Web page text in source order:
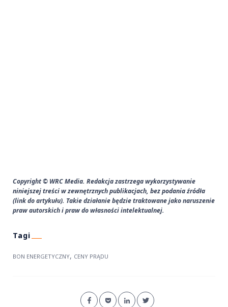
Copyright © WRC Media. Redakcja zastrzega wykorzystywanie
niniejszej treści w zewnętrznych publikacjach, bez podania źródła
(link do artykułu). Takie działanie będzie traktowane jako naruszenie
praw autorskich i praw do własności intelektualnej.
BON ENERGETYCZNY, CENY PRĄDU